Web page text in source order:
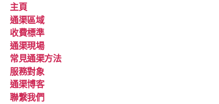
主頁
通渠區域
收費標準
通渠現場
常見通渠方法
服務對象
通渠博客
聯繫我們